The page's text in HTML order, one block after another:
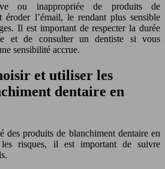
ou inappropriée de produits de
éroder l’émail, le rendant plus sensible
Il est important de respecter la durée
et de consulter un dentiste si vous
sensibilité accrue.
et utiliser les
dentaire en
des produits de blanchiment dentaire en
risques, il est important de suivre